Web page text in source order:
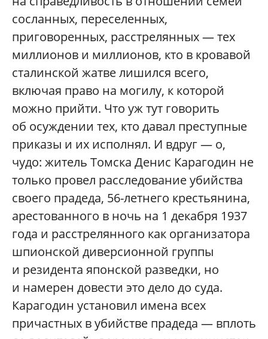
сосланных, переселенных,
приговоренных, расстрелянных — тех
миллионов и миллионов, кто в кровавой
сталинской жатве лишился всего,
включая право на могилу, к которой
можно прийти. Что уж тут говорить
об осуждении тех, кто давал преступные
приказы и их исполнял. И вдруг — о,
чудо: житель Томска Денис Карагодин не
только провел расследование убийства
своего прадеда, 56-летнего крестьянина,
арестованного в ночь на 1 декабря 1937
года и расстрелянного как организатора
шпионской диверсионной группы
и резидента японской разведки, но
и намерен довести это дело до суда.
Карагодин установил имена всех
причастных в убийстве прадеда — вплоть